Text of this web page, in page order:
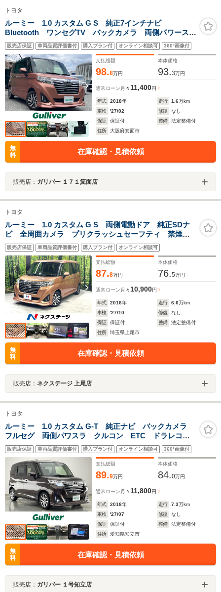
ーム オートライト
LEDヘッドランプ ス
マートキー アイドリ
ングストップ
ー クルーズコントロ
ール レーンアシス
ト アイドリングスト
ップ
ヒーター!電
ング!ブライン
ットモニター!
納ミラー!
トヨタ
ルーミー 1.0 カスタム G S 純正7インチナビ
Bluetooth ワンセグTV バックカメラ 両側パワースラ
イドドア 衝突被害軽減システム 横滑り防止機能 レ
ーンキープアシスト ドラレコ シートヒーター スペ
アキー 保 取
販売店保証 車両品質評価書付 購入プラン付 オンライン相談可 360°画像付
支払総額
98.8万円
本体価格
93.3万円
通常ローン 月々 11,400円
年式 2018年 走行 1.6万km
車検
'27/02 修復
なし
保証
保証付 整備
法定整備付
住所
大阪府箕面市
無
料
在庫確認・見積依頼
販売店： ガリバー １７１箕面店
トヨタ
ルーミー 1.0 カスタム G S 両側電動ドア 純正SDナ
ビ 全周囲カメラ プリクラッシュセーフティ 禁煙
車 ドラレコ スマートキー LEDヘッド ETC2.0 ク
ルコン 純正14インチアルミ オートライト オートエ
アコン
販売店保証 車両品質評価書付 購入プラン付 オンライン相談可
支払総額
87.8万円
本体価格
76.5万円
通常ローン 月々 10,900円
年式 2016年 走行 6.6万km
車検
'27/10 修復
なし
保証
保証付 整備
法定整備付
住所
埼玉県上尾市
無
料
在庫確認・見積依頼
販売店： ネクステージ 上尾店
トヨタ
ルーミー 1.0 カスタム G-T 純正ナビ バックカメラ
フルセグ 両側パワスラ クルコン ETC ドラレコ
シートヒーター コーナーセンサー 衝突軽減 車線逸
脱 セーフティセンス LEDオートライト フォグ 電
動格納ミラー 禁煙車
販売店保証 車両品質評価書付 購入プラン付 オンライン相談可 360°画像付
支払総額
89.9万円
本体価格
84.0万円
通常ローン 月々 11,800円
年式 2018年 走行 7.3万km
車検
'27/07 修復
なし
保証
保証付 整備
法定整備付
住所
愛知県知立市
無
料
在庫確認・見積依頼
販売店： ガリバー １号知立店